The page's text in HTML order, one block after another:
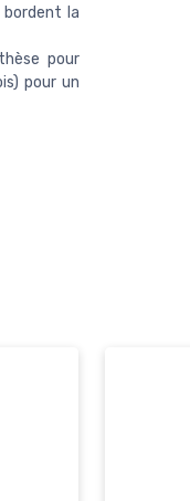
bordent la
pour
pour un